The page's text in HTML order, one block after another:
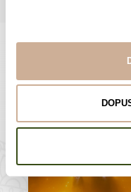
Limited